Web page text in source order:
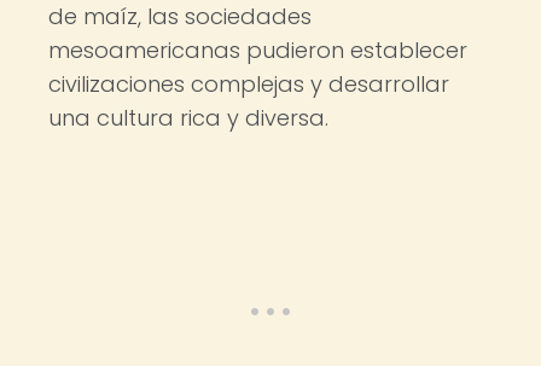
de maíz, las sociedades
mesoamericanas pudieron establecer
civilizaciones complejas y desarrollar
una cultura rica y diversa.